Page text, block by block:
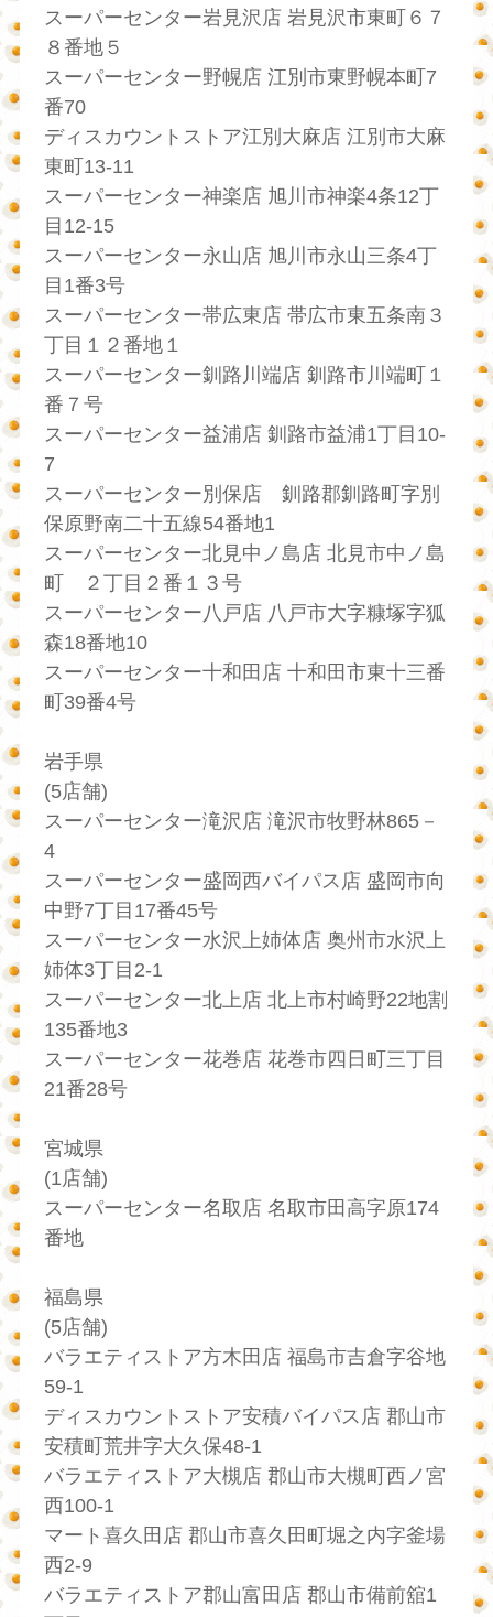
スーパーセンター岩見沢店 岩見沢市東町６７
８番地５
スーパーセンター野幌店 江別市東野幌本町7
番70
ディスカウントストア江別大麻店 江別市大麻
東町13-11
スーパーセンター神楽店 旭川市神楽4条12丁
目12-15
スーパーセンター永山店 旭川市永山三条4丁
目1番3号
スーパーセンター帯広東店 帯広市東五条南３
丁目１２番地１
スーパーセンター釧路川端店 釧路市川端町１
番７号
スーパーセンター益浦店 釧路市益浦1丁目10-
7
スーパーセンター別保店 釧路郡釧路町字別
保原野南二十五線54番地1
スーパーセンター北見中ノ島店 北見市中ノ島
町 ２丁目２番１３号
スーパーセンター八戸店 八戸市大字糠塚字狐
森18番地10
スーパーセンター十和田店 十和田市東十三番
町39番4号
岩手県
(5店舗)
スーパーセンター滝沢店 滝沢市牧野林865－
4
スーパーセンター盛岡西バイパス店 盛岡市向
中野7丁目17番45号
スーパーセンター水沢上姉体店 奥州市水沢上
姉体3丁目2-1
スーパーセンター北上店 北上市村崎野22地割
135番地3
スーパーセンター花巻店 花巻市四日町三丁目
21番28号
宮城県
(1店舗)
スーパーセンター名取店 名取市田高字原174
番地
福島県
(5店舗)
バラエティストア方木田店 福島市吉倉字谷地
59-1
ディスカウントストア安積バイパス店 郡山市
安積町荒井字大久保48-1
バラエティストア大槻店 郡山市大槻町西ノ宮
西100-1
マート喜久田店 郡山市喜久田町堀之内字釜場
西2-9
バラエティストア郡山富田店 郡山市備前舘1